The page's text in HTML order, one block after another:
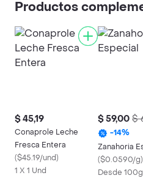
Productos
$ 45,19
Conaprole Leche
Fresca Entera
($45.19/und)
1 X 1 Und
$ 59,00 $
-14%
Zanahoria
($0.0590/g)
Desde 100g